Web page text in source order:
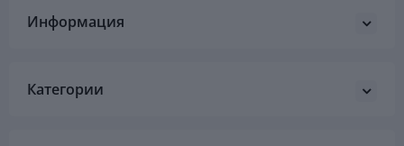
Информация
Категории